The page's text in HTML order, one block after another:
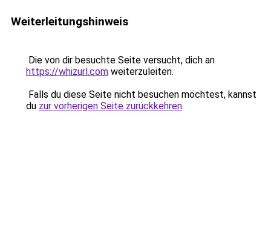
Weiterleitungshinweis
Die von dir besuchte Seite versucht, dich an
https://whizurl.com weiterzuleiten.
Falls du diese Seite nicht besuchen möchtest, kannst
du zur vorherigen Seite zurückkehren.